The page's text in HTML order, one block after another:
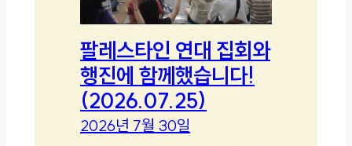
팔레스타인 연대 집회와
행진에 함께했습니다!
(2026.07.25)
2026년 7월 30일